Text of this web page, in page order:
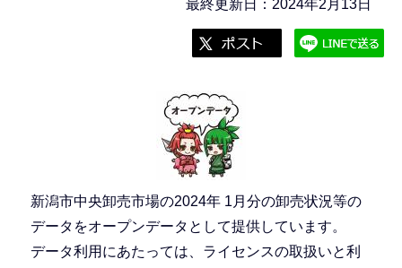
最終更新日：2024年2月13日
新潟市中央卸売市場の2024年 1月分の卸売状況等の
データをオープンデータとして提供しています。
データ利用にあたっては、ライセンスの取扱いと利